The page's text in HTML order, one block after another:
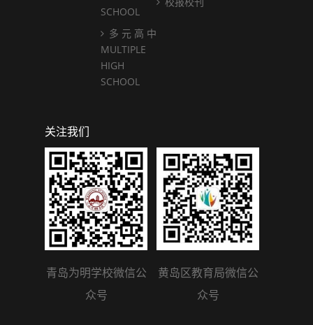
SCHOOL
多 元 高 中
MULTIPLE
HIGH
SCHOOL
关注我们
青岛为明学校微信公
众号
黄岛区教育局微信公
众号